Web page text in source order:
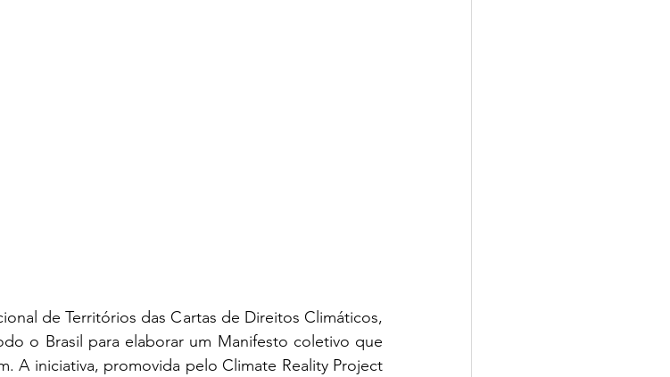
de Territórios das Cartas de Direitos Climáticos,
o Brasil para elaborar um Manifesto coletivo que
A iniciativa, promovida pelo Climate Reality Project